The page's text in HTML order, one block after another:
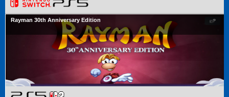
Rayman 30th Anniversary Edition